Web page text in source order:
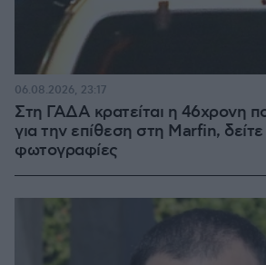
Στη ΓΑΔΑ κρατείται η 46χρονη
για την επίθεση στη Marfin, δείτε
φωτογραφίες
06.08.2026, 23:17